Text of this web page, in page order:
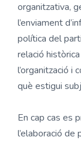
organitzativa,
l’enviament
política del
relació
l’organització i
què estigui
En cap cas es
l’elaboració de